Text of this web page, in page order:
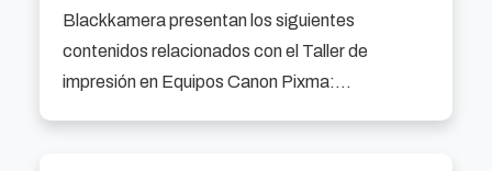
Blackkamera presentan los siguientes
contenidos relacionados con el Taller de
impresión en Equipos Canon Pixma: